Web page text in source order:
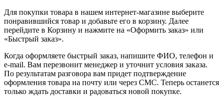
Для покупки товара в нашем интернет-магазине выберите
понравившийся товар и добавьте его в корзину. Далее
перейдите в Корзину и нажмите на «Оформить заказ» или
«Быстрый заказ».
Когда оформляете быстрый заказ, напишите ФИО, телефон и
e-mail. Вам перезвонит менеджер и уточнит условия заказа.
По результатам разговора вам придет подтверждение
оформления товара на почту или через СМС. Теперь останется
только ждать доставки и радоваться новой покупке.